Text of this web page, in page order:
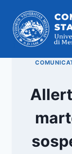
contenuto